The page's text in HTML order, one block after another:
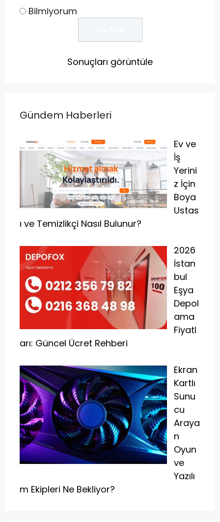
Bilmiyorum
Sonuçları görüntüle
Gündem Haberleri
Ev ve
İş
Yerini
z İçin
Boya
Ustas
ı ve Temizlikçi Nasıl Bulunur?
2026
İstan
bul
Eşya
Depol
ama
Fiyatl
arı: Güncel Ücret Rehberi
Ekran
Kartlı
Sunu
cu
Araya
n
Oyun
ve
Yazılı
m Ekipleri Ne Bekliyor?